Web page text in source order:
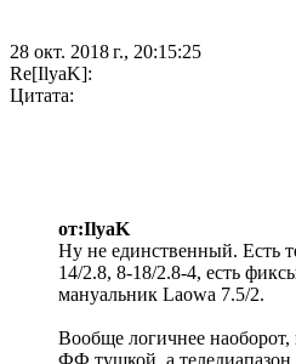
28 окт. 2018 г., 20:15:25
Re[IlyaK]:
Цитата:
от:IlyaK
Ну не единственный. Есть
14/2.8, 8-18/2.8-4, есть
мануальник Laowa 7.5/2.
Вообще логичнее